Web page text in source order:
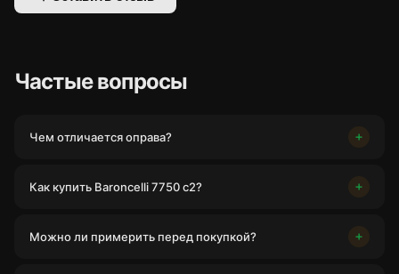
Частые вопросы
Чем отличается оправа?
Как купить Baroncelli 7750 c2?
Можно ли примерить перед покупкой?